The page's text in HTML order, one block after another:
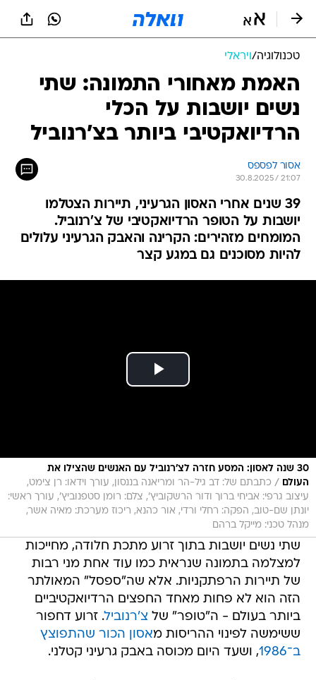
טכנולוגיה/ ויראלי
האמת מאחורי התמונה: שתי
נשים יושבות על הכלי
הרדיואקטיבי ביותר בצ'רנוביל
אסור לפספס
30.8.2025 / 21:07
39 שנים אחרי האסון הגרעיני, תיירות הצטלמו
יושבות על הטופר הרדיואקטיבי של צ'רנוביל.
המומחים מזהירים: הקרינה והאבק הגרעיני עלולים
להיות מסוכנים גם במגע קצר
30 שנה לאסון: המסע חזרה לצ'רנוביל עם האנשים שהצילו את
העולם
/ כתבתם של: דב גיל-הר ומריאנה בננסון, עורך וידאו: רן צימט,
עיצוב גרפי: אביחי ברוך ודור הרשקוביץ', צלם: רומן סטפנוביץ', עורך ראשי:
יונתן שם-טוב, הפקה: רחלי ורדי, אור כהנא, ריכוז מערכת: מאיה אשר,
מנהל טכני: מייקל ברהם
שתי נשים יושבות בתוך זרוע מתכת חלודה, מחייכות
למצלמה בתמונה שנראית כמו עוד אחת מני רבות
של תיירות הרפתקניות. אלא שה"ספסל" המאולתר
הזה הוא לא פחות מאחד החפצים הרדיואקטיביים
ביותר בעולם - ה"טופר" של צ'רנוביל. זרוע דחפור
ששימשה לפינוי ההריסות מאסון הכור שהתפוצץ
ב־1986
, ושעד היום מכוסה באבק גרעיני קטלני.